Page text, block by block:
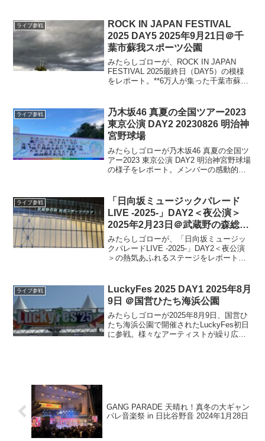
ら年末を楽しむみたらしゴローのレポー
ト
ライブ参戦
ROCK IN JAPAN FESTIVAL
2025 DAY5 2025年9月21日＠千
葉市蘇我スポーツ公園
みたらしゴローが、ROCK IN JAPAN
FESTIVAL 2025最終日（DAY5）の模様
をレポート。**6万人が集った千葉市蘇我
ェスを全力で楽しみ尽くした5日間
ライブ参戦
乃木坂46 真夏の全国ツアー2023
東京公演 DAY2 20230826 明治神
宮野球場
みたらしゴローが乃木坂46 真夏の全国ツ
アー2023 東京公演 DAY2 明治神宮野球場
の様子をレポート。メンバーの感動的な
す、神宮での特別な雰囲気の様子を紹介
します。
ライブ参戦
「日向坂ミュージックパレード
LIVE -2025-」DAY2＜夜公演＞
2025年2月23日＠武蔵野の森総合
スポーツプラザ メインアリーナ
みたらしゴローが、「日向坂ミュージッ
クパレードLIVE -2025-」DAY2＜夜公演
＞の熱気あふれるステージをレポート！4
ど成長を遂げたメンバーの姿をお届けし
ます！
ライブ参戦
LuckyFes 2025 DAY1 2025年8月
9日 ＠国営ひたち海浜公園
みたらしゴローが2025年8月9日、国営ひ
たち海浜公園で開催されたLuckyFes初日
に参戦。様々なアーティストが繰り広げ
GANG PARADE 天晴れ！真冬の大ギャン
パレ音楽祭 in 日比谷野音 2024年1月28日